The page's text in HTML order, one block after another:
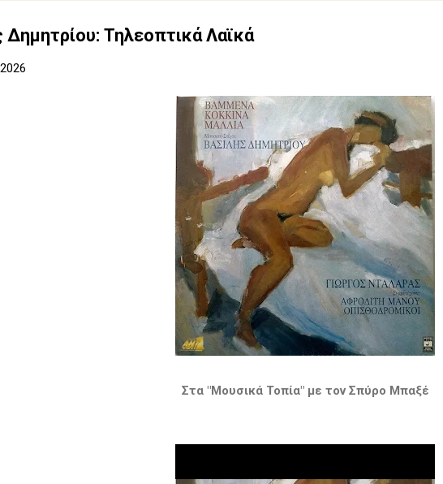
Δημητρίου: Τηλεοπτικά Λαϊκά
Στα "Μουσικά Τοπία" με τον Σπύρο Μπαξέ